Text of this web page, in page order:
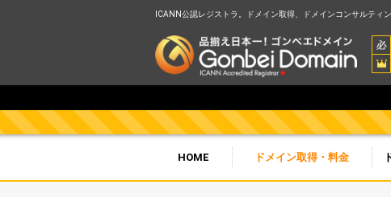
ICANN公認レジストラ。ドメイン取得、ドメインコンサルティ
HOME ドメイン取得・料金